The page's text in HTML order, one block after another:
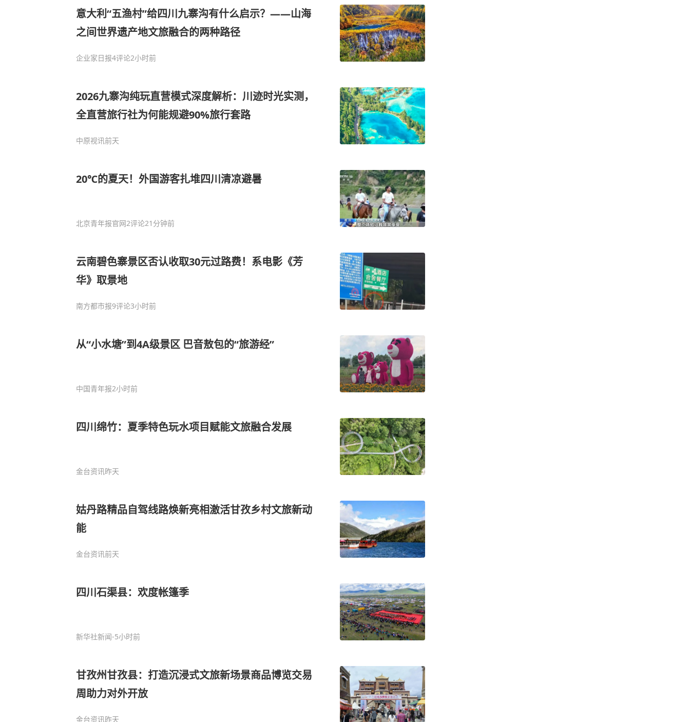
意大利“五渔村”给四川九寨沟有什么启示？——山海
之间世界遗产地文旅融合的两种路径
企业家日报4评论2小时前
2026九寨沟纯玩直营模式深度解析：川迹时光实测，
全直营旅行社为何能规避90%旅行套路
中原视讯前天
20℃的夏天！外国游客扎堆四川清凉避暑
北京青年报官网2评论21分钟前
云南碧色寨景区否认收取30元过路费！系电影《芳
华》取景地
南方都市报9评论3小时前
从“小水塘”到4A级景区 巴音敖包的“旅游经”
中国青年报2小时前
四川绵竹：夏季特色玩水项目赋能文旅融合发展
金台资讯昨天
姑丹路精品自驾线路焕新亮相激活甘孜乡村文旅新动
能
金台资讯前天
四川石渠县：欢度帐篷季
新华社新闻-5小时前
甘孜州甘孜县：打造沉浸式文旅新场景商品博览交易
周助力对外开放
金台资讯昨天